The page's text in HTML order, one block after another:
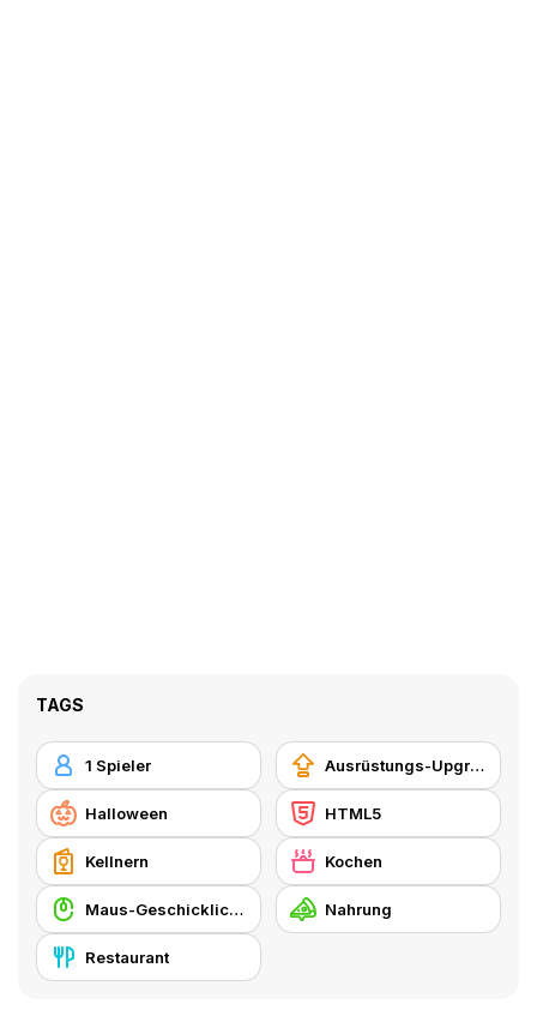
TAGS
1 Spieler Ausrüstungs-Upgrade kaufen
Halloween HTML5
Kellnern Kochen
Maus-Geschicklichkeit Nahrung
Restaurant